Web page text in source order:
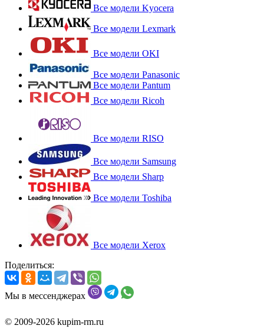
Все модели Kyocera
Все модели Lexmark
Все модели OKI
Все модели Panasonic
Все модели Pantum
Все модели Ricoh
Все модели RISO
Все модели Samsung
Все модели Sharp
Все модели Toshiba
Все модели Xerox
Поделиться:
Мы в мессенджерах
© 2009-2026 kupim-rm.ru